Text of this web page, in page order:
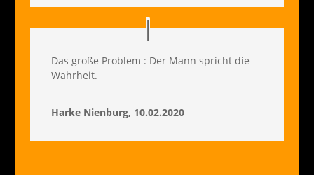
Das große Problem : Der Mann spricht die
Wahrheit.
Harke Nienburg, 10.02.2020